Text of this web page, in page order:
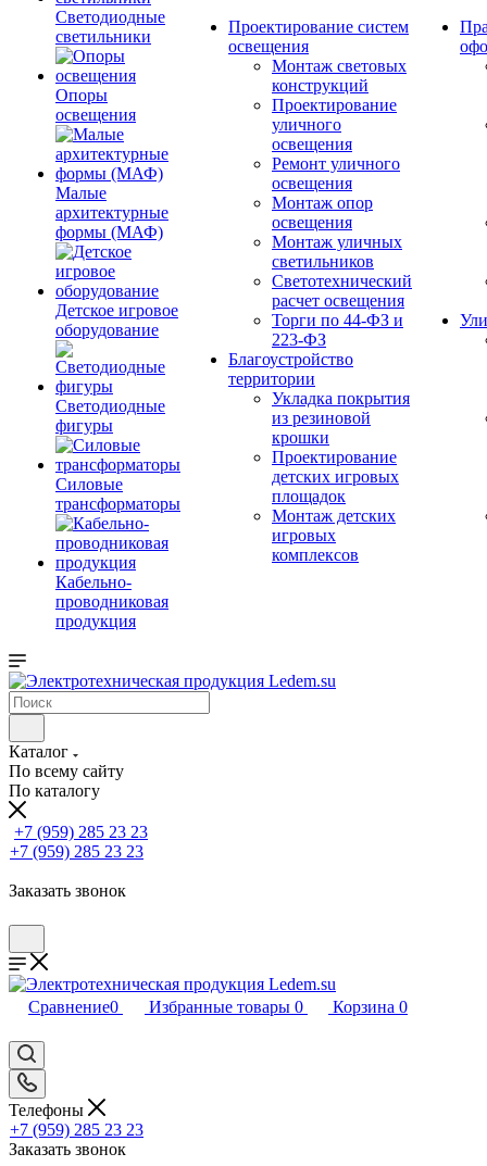
Светодиодные
светильники
Опоры
освещения
Малые
архитектурные
формы (МАФ)
Детское игровое
оборудование
Светодиодные
фигуры
Силовые
трансформаторы
Кабельно-
проводниковая
продукция
Проектирование систем
освещения
Монтаж световых
конструкций
Проектирование
уличного
освещения
Ремонт уличного
освещения
Монтаж опор
освещения
Монтаж уличных
светильников
Светотехнический
расчет освещения
Торги по 44-ФЗ и
223-ФЗ
Благоустройство
территории
Укладка покрытия
из резиновой
крошки
Проектирование
детских игровых
площадок
Монтаж детских
игровых
комплексов
Каталог
По всему сайту
По каталогу
+7 (959) 285 23 23
+7 (959) 285 23 23
Заказать звонок
Сравнение0 Избранные товары 0 Корзина 0
Телефоны
+7 (959) 285 23 23
Заказать звонок